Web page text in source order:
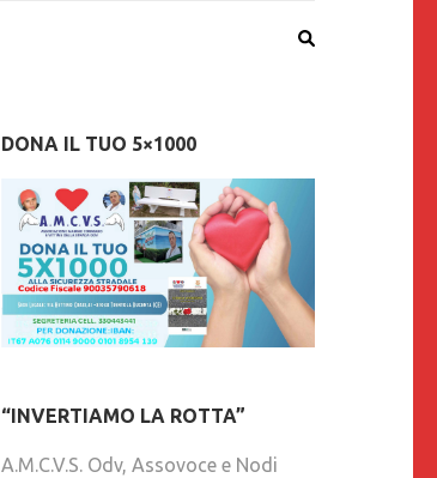
DONA IL TUO 5×1000
“INVERTIAMO LA ROTTA”
A.M.C.V.S. Odv, Assovoce e Nodi